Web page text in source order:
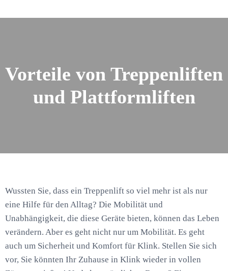
Vorteile von Treppenliften
und Plattformliften
Wussten Sie, dass ein Treppenlift so viel mehr ist als nur
eine Hilfe für den Alltag? Die Mobilität und
Unabhängigkeit, die diese Geräte bieten, können das Leben
verändern. Aber es geht nicht nur um Mobilität. Es geht
auch um Sicherheit und Komfort für Klink. Stellen Sie sich
vor, Sie könnten Ihr Zuhause in Klink wieder in vollen